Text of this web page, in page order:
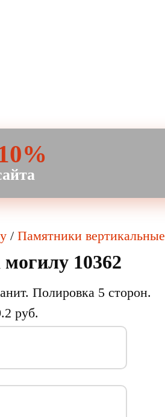
/ Памятники вертикальные
10362
Полировка 5 сторон.
руб.